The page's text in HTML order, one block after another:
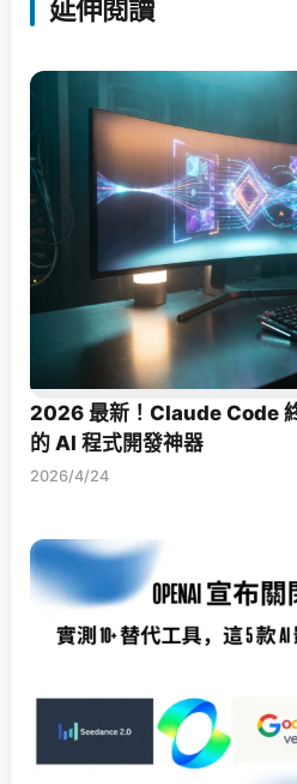
延伸閱讀
2026 最新！Claude Code
的 AI 程式開發神器
2026/4/24